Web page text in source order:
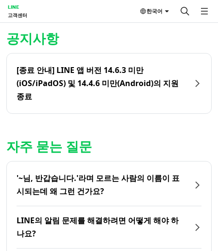
LINE
고객센터
한국어
공지사항
[종료 안내] LINE 앱 버전 14.6.3 미만
(iOS/iPadOS) 및 14.4.6 미만(Android)의 지원
종료
자주 묻는 질문
'~님, 반갑습니다.'라며 모르는 사람의 이름이 표
시되는데 왜 그런 건가요?
LINE의 알림 문제를 해결하려면 어떻게 해야 하
나요?